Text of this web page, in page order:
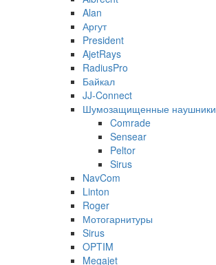
Alan
Аргут
President
AjetRays
RadiusPro
Байкал
JJ-Connect
Шумозащищенные наушники
Comrade
Sensear
Peltor
Sirus
NavCom
Linton
Roger
Мотогарнитуры
Sirus
OPTIM
Megajet